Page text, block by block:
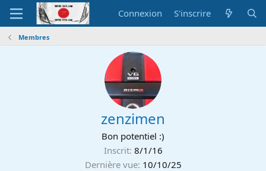
Connexion S'inscrire
Membres
zenzimen
Bon potentiel :)
Inscrit 8/1/16
Dernière vue 10/10/25